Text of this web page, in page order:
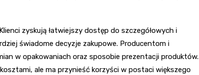
zyskują łatwiejszy dostęp do szczegółowych i
świadome decyzje zakupowe. Producentom i
w opakowaniach oraz sposobie prezentacji produktów.
ale ma przynieść korzyści w postaci większego